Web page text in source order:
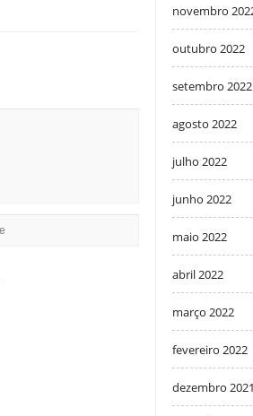
novembro
outubro 2022
setembro 2022
agosto 2022
julho 2022
junho 2022
maio 2022
abril 2022
março 2022
fevereiro 2022
dezembro 2021